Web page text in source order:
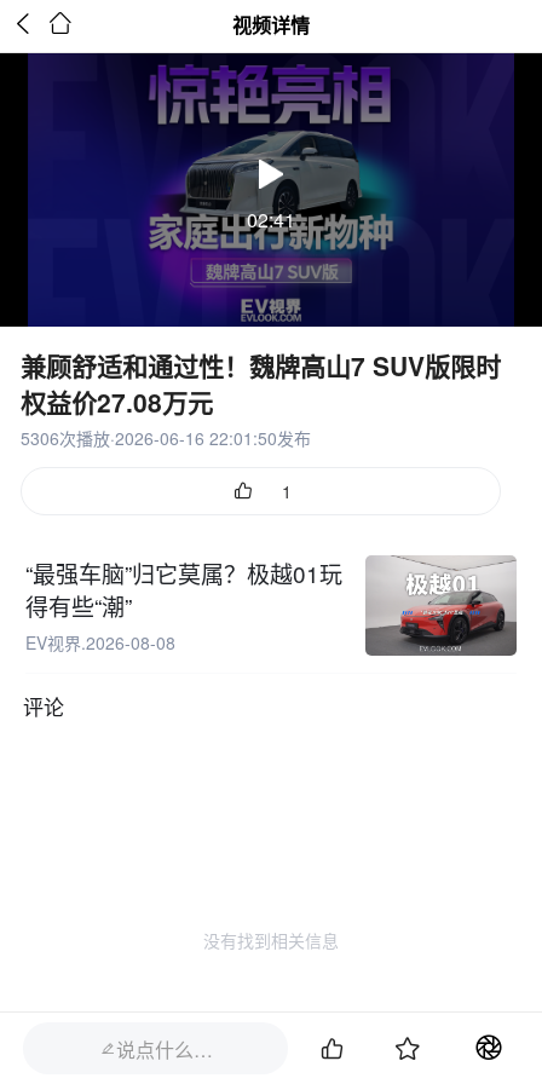
  视频详情
02:41
兼顾舒适和通过性！魏牌高山7 SUV版限时
权益价27.08万元
5306次播放·2026-06-16 22:01:50发布
 1
“最强车脑”归它莫属？极越01玩
得有些“潮”
EV视界.2026-08-08
评论
没有找到相关信息
说点什么…  